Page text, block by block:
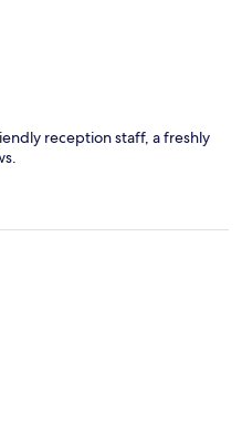
reception staff, a freshly